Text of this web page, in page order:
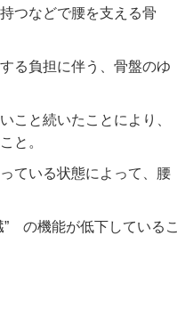
つなどで腰を支える骨
る負担に伴う、骨盤のゆ
こと続いたことにより、
と。
ている状態によって、腰
の機能が低下しているこ